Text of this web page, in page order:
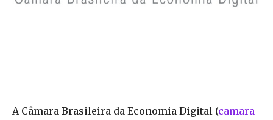
A Câmara Brasileira da Economia Digital (camara-